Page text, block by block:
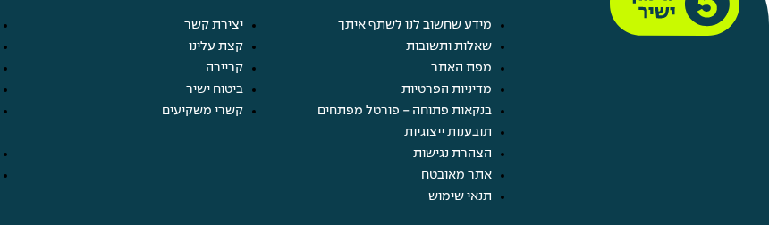
מידע שחשוב לנו לשתף איתך
שאלות ותשובות
מפת האתר
מדיניות הפרטיות
בנקאות פתוחה - פורטל מפתחים
תובענות ייצוגיות
הצהרת נגישות
אתר מאובטח
תנאי שימוש
יצירת קשר
קצת עלינו
קריירה
ביטוח ישיר
קשרי משקיעים